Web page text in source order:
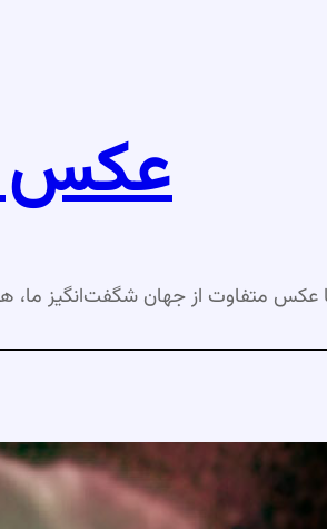
عکس
عکس متفاوت از جهان شگفت‌انگیز